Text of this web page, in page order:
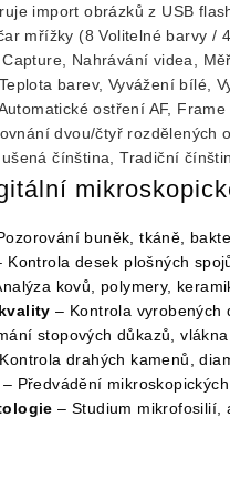
import obrázků z USB
mřížky (8 Volitelné barvy /
Nahrávání videa,
barev, Vyvážení bílé,
ostření AF,
dvou/čtyř rozdělených
čínština, Tradiční
buněk, tkáně,
Kontrola desek plošných
kovů, polymery,
– Kontrola vyrobených
stopových důkazů,
drahých kamenů,
– Předvádění
– Studium mikrofosilií,